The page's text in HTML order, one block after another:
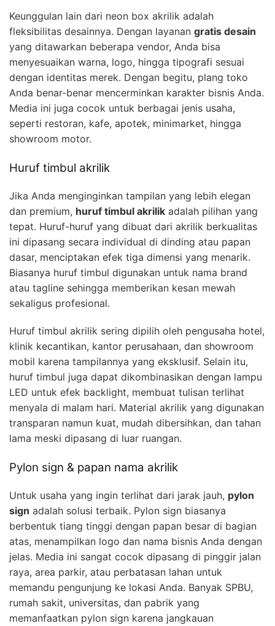
Keunggulan lain dari neon box akrilik adalah
fleksibilitas desainnya. Dengan layanan gratis desain
yang ditawarkan beberapa vendor, Anda bisa
menyesuaikan warna, logo, hingga tipografi sesuai
dengan identitas merek. Dengan begitu, plang toko
Anda benar-benar mencerminkan karakter bisnis Anda.
Media ini juga cocok untuk berbagai jenis usaha,
seperti restoran, kafe, apotek, minimarket, hingga
showroom motor.
Huruf timbul akrilik
Jika Anda menginginkan tampilan yang lebih elegan
dan premium, huruf timbul akrilik adalah pilihan yang
tepat. Huruf-huruf yang dibuat dari akrilik berkualitas
ini dipasang secara individual di dinding atau papan
dasar, menciptakan efek tiga dimensi yang menarik.
Biasanya huruf timbul digunakan untuk nama brand
atau tagline sehingga memberikan kesan mewah
sekaligus profesional.
Huruf timbul akrilik sering dipilih oleh pengusaha hotel,
klinik kecantikan, kantor perusahaan, dan showroom
mobil karena tampilannya yang eksklusif. Selain itu,
huruf timbul juga dapat dikombinasikan dengan lampu
LED untuk efek backlight, membuat tulisan terlihat
menyala di malam hari. Material akrilik yang digunakan
transparan namun kuat, mudah dibersihkan, dan tahan
lama meski dipasang di luar ruangan.
Pylon sign & papan nama akrilik
Untuk usaha yang ingin terlihat dari jarak jauh, pylon
sign adalah solusi terbaik. Pylon sign biasanya
berbentuk tiang tinggi dengan papan besar di bagian
atas, menampilkan logo dan nama bisnis Anda dengan
jelas. Media ini sangat cocok dipasang di pinggir jalan
raya, area parkir, atau perbatasan lahan untuk
memandu pengunjung ke lokasi Anda. Banyak SPBU,
rumah sakit, universitas, dan pabrik yang
memanfaatkan pylon sign karena jangkauan